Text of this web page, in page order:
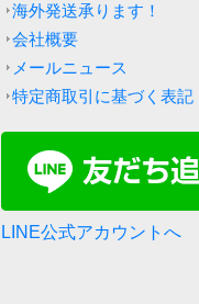
海外発送承ります！
会社概要
メールニュース
特定商取引に基づく表記
LINE公式アカウントへ